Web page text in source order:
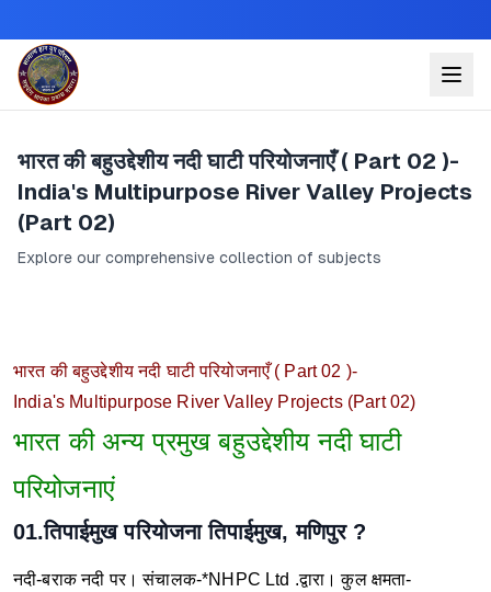
भारत की बहुउद्देशीय नदी घाटी परियोजनाएँ ( Part 02 )-
India's Multipurpose River Valley Projects
(Part 02)
Explore our comprehensive collection of subjects
भारत की बहुउद्देशीय नदी घाटी परियोजनाएँ ( Part 02 )-
India's Multipurpose River Valley Projects (Part 02)
भारत की अन्य प्रमुख बहुउद्देशीय नदी घाटी
परियोजनाएं
01.तिपाईमुख परियोजना तिपाईमुख, मणिपुर ?
नदी-बराक नदी पर। संचालक-*NHPC Ltd .द्वारा। कुल क्षमता-